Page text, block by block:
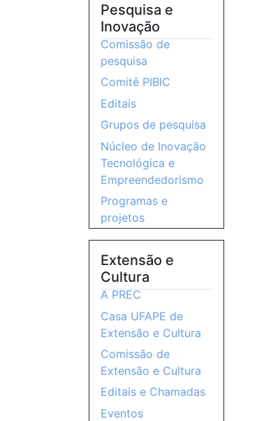
Pesquisa e
Inovação
Comissão de
pesquisa
Comitê PIBIC
Editais
Grupos de pesquisa
Núcleo de Inovação
Tecnológica e
Empreendedorismo
Programas e
projetos
Extensão e
Cultura
A PREC
Casa UFAPE de
Extensão e Cultura
Comissão de
Extensão e Cultura
Editais e Chamadas
Eventos